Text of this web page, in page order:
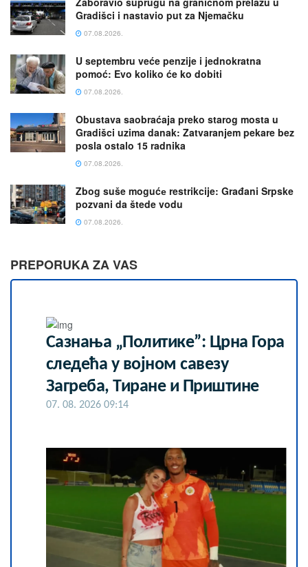
Gradišci i nastavio put za Njemačku
07.08.2026.
U septembru veće penzije i jednokratna
pomoć: Evo koliko će ko dobiti
07.08.2026.
Obustava saobraćaja preko starog mosta u
Gradišci uzima danak: Zatvaranjem pekare bez
posla ostalo 15 radnika
07.08.2026.
Zbog suše mogućе restrikcije: Građani Srpske
pozvani da štede vodu
07.08.2026.
PREPORUKA ZA VAS
Сазнања „Политике”: Црна Гора
следећа у војном савезу
Загреба, Тиране и Приштине
07. 08. 2026 09:14